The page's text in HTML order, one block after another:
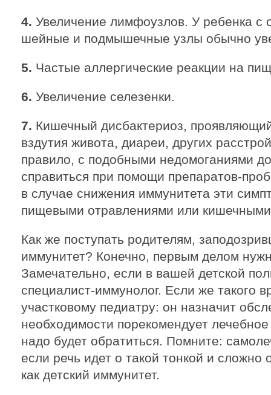
4. Увеличение лимфоузлов. У ребенка с
шейные и подмышечные узлы обычно
5. Частые аллергические реакции на
6. Увеличение селезенки.
7. Кишечный дисбактериоз,
вздутия живота, диареи, других
правило, с подобными недомоганиями
справиться при помощи препаратов-
в случае снижения иммунитета эти
пищевыми отравлениями или
Как же поступать родителям,
иммунитет? Конечно, первым делом
Замечательно, если в вашей детской
специалист-иммунолог. Если же такого
участковому педиатру: он назначит
необходимости порекомендует
надо будет обратиться. Помните:
если речь идет о такой тонкой и сложно
как детский иммунитет.